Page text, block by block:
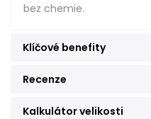
bez chemie.
Klíčové benefity
Recenze
Kalkulátor velikosti